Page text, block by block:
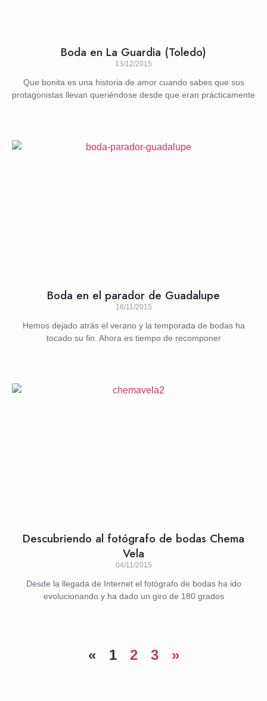
Boda en La Guardia (Toledo)
13/12/2015
Que bonita es una historia de amor cuando sabes que sus
protagonistas llevan queriéndose desde que eran prácticamente
Boda en el parador de Guadalupe
16/11/2015
Hemos dejado atrás el verano y la temporada de bodas ha
tocado su fin. Ahora es tiempo de recomponer
Descubriendo al fotógrafo de bodas Chema
Vela
04/11/2015
Desde la llegada de Internet el fotógrafo de bodas ha ido
evolucionando y ha dado un giro de 180 grados
« 1 2 3 »